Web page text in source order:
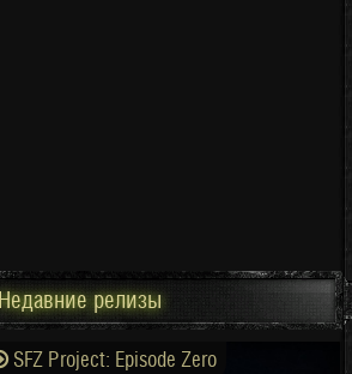
Недавние релизы
SFZ Project: Episode Zero